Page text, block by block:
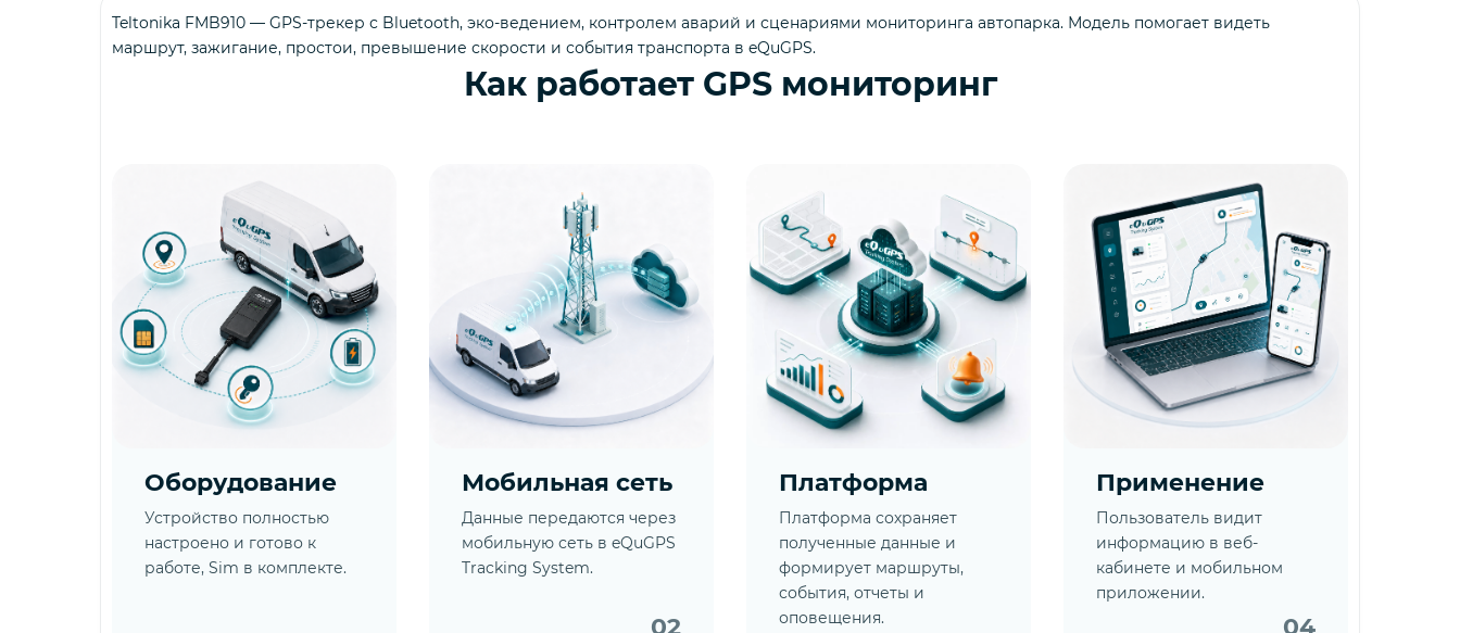
Teltonika FMB910 — GPS-трекер с Bluetooth, эко-ведением, контролем аварий и сценариями мониторинга автопарка. Модель помогает видеть
маршрут, зажигание, простои, превышение скорости и события транспорта в eQuGPS.
Как работает GPS мониторинг
Оборудование
Устройство полностью
настроено и готово к
работе, Sim в комплекте.
Мобильная сеть
Данные передаются через
мобильную сеть в eQuGPS
Tracking System.
02
Платформа
Платформа сохраняет
полученные данные и
формирует маршруты,
события, отчеты и
оповещения.
Применение
Пользователь видит
информацию в веб-
кабинете и мобильном
приложении.
04